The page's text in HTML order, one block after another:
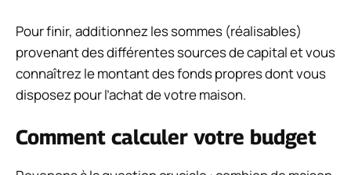
Pour finir, additionnez les sommes (réalisables)
provenant des différentes sources de capital et vous
connaîtrez le montant des fonds propres dont vous
disposez pour l’achat de votre maison.
Comment calculer votre budget